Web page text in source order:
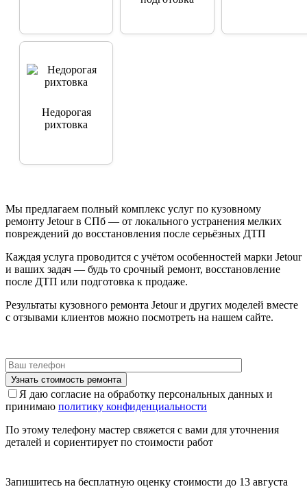
Недорогая
рихтовка
Аккуратное
замены там, где
это возможно.
Мы предлагаем полный комплекс услуг по кузовному
ремонту Jetour в СПб — от локального устранения мелких
повреждений до восстановления после серьёзных ДТП
Каждая услуга проводится с учётом особенностей марки Jetour
и ваших задач — будь то срочный ремонт, восстановление
после ДТП или подготовка к продаже.
Результаты кузовного ремонта Jetour и других моделей вместе
с отзывами клиентов можно посмотреть на нашем сайте.
Я даю согласие на обработку персональных данных и
принимаю политику конфиденциальности
По этому телефону мастер свяжется с вами для уточнения
деталей и сориентирует по стоимости работ
Запишитесь на бесплатную оценку стоимости до 13 августа